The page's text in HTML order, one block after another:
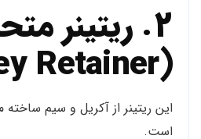
2. ریتینر
(Hawley Retainer)
این ریتینر از آکریل و سیم
است.